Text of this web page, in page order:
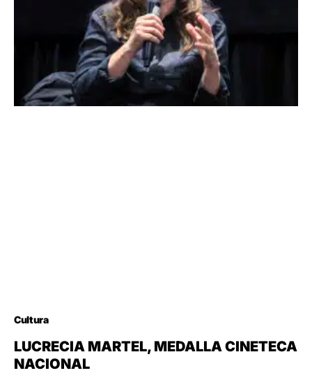
Cultura
LUCRECIA MARTEL, MEDALLA CINETECA
NACIONAL